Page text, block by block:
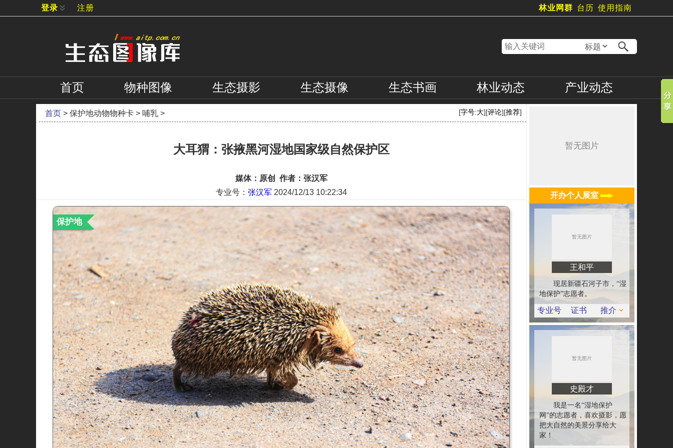
登录 注册 林业网群 台历 使用指南
首页 物种图像 生态摄影 生态摄像 生态书画 林业动态 产业动态
首页 > 保护地动物物种卡 > 哺乳 > [字号:大][评论][推荐]
大耳猬：张掖黑河湿地国家级自然保护区
媒体：原创 作者：张汉军
专业号： 张汉军 2024/12/13 10:22:34 开办个人展室
王和平
现居新疆石河子市，“湿
地保护”志愿者。
专业号 证书 推介
史殿才
我是一名“湿地保护
网”的志愿者，喜欢摄影，愿
把大自然的美景分享给大
家！